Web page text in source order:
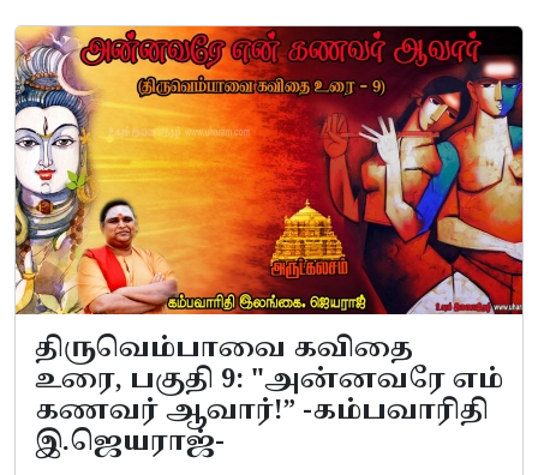
திருவெம்பாவை கவிதை
உரை, பகுதி 9: "அன்னவரே எம்
கணவர் ஆவார்!” -கம்பவாரிதி
இ.ஜெயராஜ்-